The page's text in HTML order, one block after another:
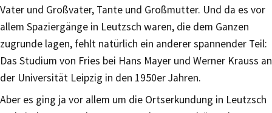
Vater und Großvater, Tante und Großmutter. Und da es vor
allem Spaziergänge in Leutzsch waren, die dem Ganzen
zugrunde lagen, fehlt natürlich ein anderer spannender Teil:
Das Studium von Fries bei Hans Mayer und Werner Krauss an
der Universität Leipzig in den 1950er Jahren.
Aber es ging ja vor allem um die Ortserkundung in Leutzsch